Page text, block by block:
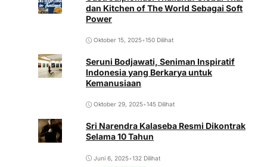
dan Kitchen of The World Sebagai Soft
Power
Oktober 15, 2025•150 Dilihat
Seruni Bodjawati, Seniman Inspiratif
Indonesia yang Berkarya untuk
Kemanusiaan
Oktober 29, 2025•145 Dilihat
Sri Narendra Kalaseba Resmi Dikontrak
Selama 10 Tahun
Juni 6, 2025•132 Dilihat